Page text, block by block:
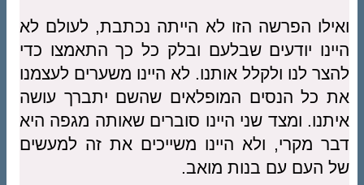
ואילו הפרשה הזו לא הייתה נכתבת, לעולם לא
היינו יודעים שבלעם ובלק כל כך התאמצו כדי
להצר לנו ולקלל אותנו. לא היינו משערים לעצמנו
את כל הנסים המופלאים שהשם יתברך עושה
איתנו. ומצד שני היינו סוברים שאותה מגפה היא
דבר מקרי, ולא היינו משייכים את זה למעשים
של העם עם בנות מואב.